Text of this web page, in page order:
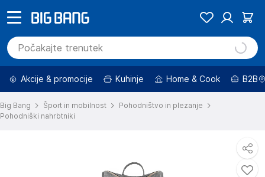
Akcije & promocije Kuhinje Home & Cook B2B
Big Bang Šport in mobilnost
Pohodništvo in plezanje
Pohodniški nahrbtniki